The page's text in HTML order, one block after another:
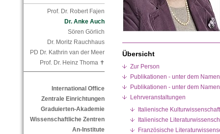
Prof. Dr. Robert Fajen
Dr. Anke Auch
Sören Görlich
Dr. Moritz Rauchhaus
PD Dr. Kathrin van der Meer
Prof. Dr. Heinz Thoma ✝
International Office
Zentrale Einrichtungen
Graduierten-Akademie
Wissenschaftliche Zentren
An-Institute
Übersicht
Zur Person
Publikationen - unter dem
Publikationen - unter dem
Lehrveranstaltungen
Italienische Kulturwissenschaft
Italienische
Französische